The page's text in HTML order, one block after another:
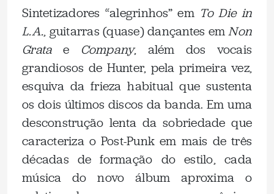
Sintetizadores “alegrinhos” em To Die in
L.A., guitarras (quase) dançantes emNon
Grata e Company, além dos vocais
grandiosos de Hunter, pela primeira vez,
esquiva da frieza habitual que sustenta
os dois últimos discos da banda. Em uma
desconstrução lenta da sobriedade que
caracteriza o Post-Punk em mais de três
décadas de formação do estilo, cada
música do novo álbum aproxima o